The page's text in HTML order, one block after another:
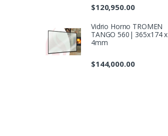
$120,950.00
Vidrio Horno TROMEN
TANGO 560| 365x174 x
4mm
$144,000.00